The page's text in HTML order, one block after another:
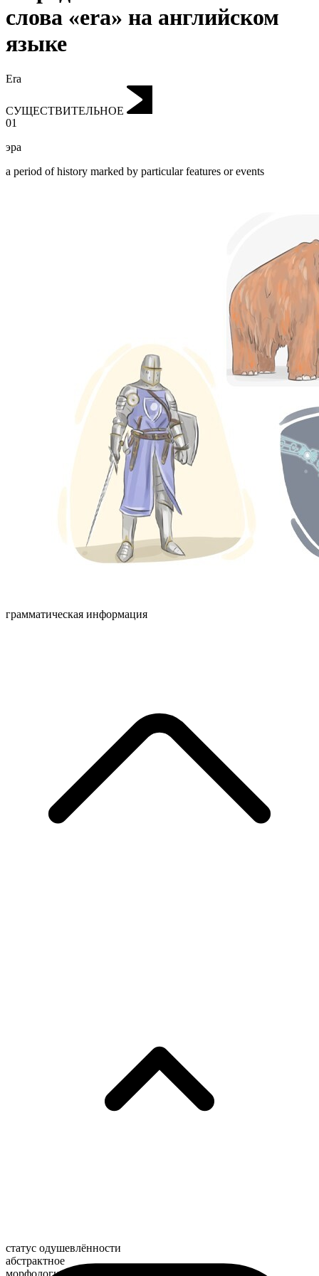
слова «era» на английском
языке
Era
СУЩЕСТВИТЕЛЬНОЕ
01
эра
a period of history marked by particular features or events
грамматическая информация
статус одушевлённости
абстрактное
морфологический состав